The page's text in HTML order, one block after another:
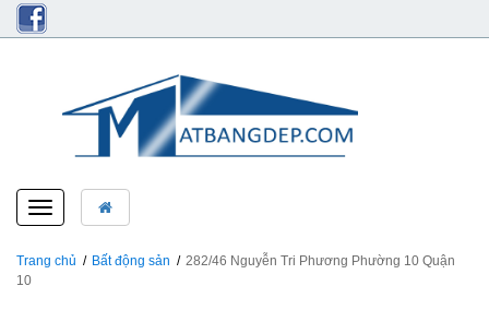
Toggle
navigation
Trang chủ Bất động sản
282/46 Nguyễn Tri Phương Phường 10 Quận
10